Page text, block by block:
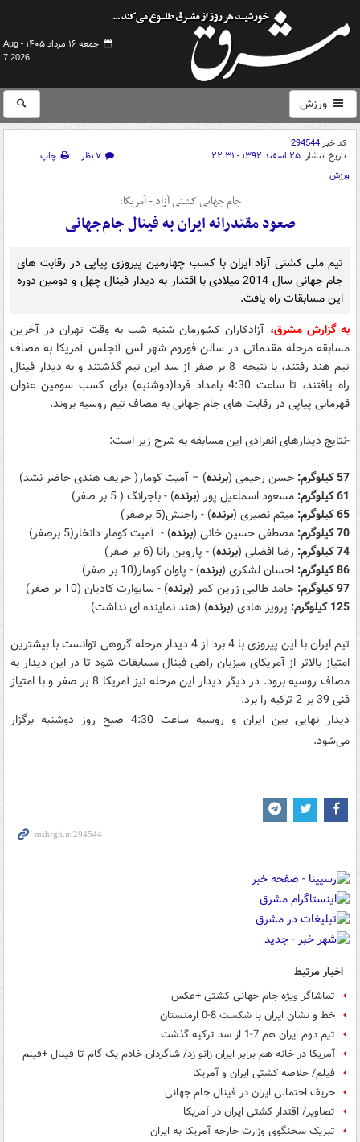
جمعه ۱۶ مرداد ۱۴۰۵ -
Aug
7 2026
ورزش
کد خبر294544
تاریخ انتشار: ۲۵ اسفند ۱۳۹۲ - ۲۲:۳۱ ۷ نظر
چاپ
ورزش
جام جهانی کشتی آزاد - آمريكا؛
صعود مقتدرانه ایران به فینال جام‌جهانی
تیم ملی کشتی آزاد ایران با کسب چهارمین پیروزی پیاپی در رقابت های
جام جهانی سال 2014 میلادی با اقتدار به دیدار فینال چهل و دومین دوره
این مسابقات راه یافت.
به گزارش مشرق، آزادکاران کشورمان شنبه شب به وقت تهران در آخرین
مسابقه مرحله مقدماتی در سالن فوروم شهر لس آنجلس آمریکا به مصاف
تیم هند رفتند، با نتیجه 8 بر صفر از سد این تیم گذشتند و به دیدار فینال
راه یافتند، تا ساعت 4:30 بامداد فردا(دوشنبه) برای کسب سومین عنوان
قهرمانی پیاپی در رقابت های جام جهانی به مصاف تیم روسیه بروند.
-نتایج دیدارهای انفرادی این مسابقه به شرح زیر است:
57 كيلوگرم: حسن رحیمی (برنده) – آميت كومار( حریف هندی حاضر نشد)
61 كيلوگرم:
مسعود اسماعیل پور (برنده) - باجرانگ ( 5 بر صفر)
65 كيلوگرم:
میثم نصیری (برنده) - راجنش(5 برصفر)
70 كيلوگرم:
مصطفی حسین خانی (برنده) - آميت كومار دانخار(5 برصفر)
74 كيلوگرم:
رضا افضلی (برنده) - پاروين رانا (6 بر صفر)
86 كيلوگرم:
احسان لشکری (برنده) - پاوان كومار(10 بر صفر)
97 كيلوگرم:
حامد طالبی زرین کمر (برنده) - سايوارت كاديان (10 بر صفر)
125 كيلوگرم:
پرویز هادی (برنده) (هند نماینده ای نداشت)
تیم ایران با این پیروزی با 4 برد از 4 دیدار مرحله گروهی توانست با بیشترین
امتیاز بالاتر از آمریکای میزبان راهی فینال مسابقات شود تا در این دیدار به
مصاف روسیه برود. در دیگر دیدار این مرحله نیز آمریکا 8 بر صفر و با امتیاز
فنی 39 بر 2 ترکیه را برد.
دیدار نهایی بین ایران و روسیه ساعت 4:30 صبح روز دوشنبه برگزار
می‌شود.
اخبار مرتبط
تماشاگر ویژه جام جهانی کشتی +عکس
خط و نشان ایران با شکست 8-0 ارمنستان
تیم دوم ایران هم 7-1 از سد ترکیه گذشت
آمریکا در خانه‌ هم برابر ایران زانو زد/ شاگردان خادم یک گام تا فینال +فیلم
فیلم/ خلاصه کشتی ایران و آمریکا
حریف احتمالی ایران در فینال جام جهانی
تصاویر/ اقتدار کشتی ایران در آمریکا
تبریک سخنگوی وزارت خارجه آمریکا به ایران